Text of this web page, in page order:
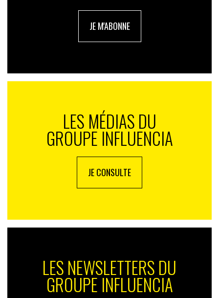
Groupe Rocher » et ici celle de Katie Willaume,
directrice communication internationale de Damart
JE M'ABONNE
LES MÉDIAS DU
GROUPE INFLUENCIA
JE CONSULTE
LES NEWSLETTERS DU
GROUPE INFLUENCIA